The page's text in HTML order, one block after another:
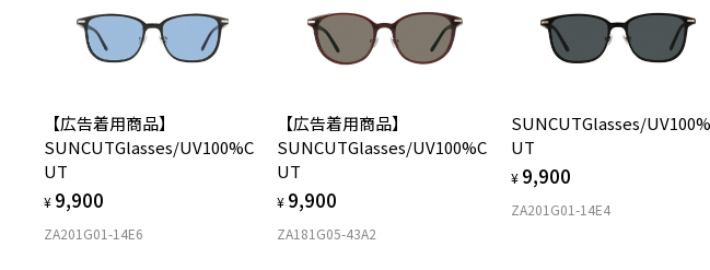
【広告着用商品】
SUNCUTGlasses/UV100%C
UT
¥ 9,900
ZA201G01-14E6
【広告着用商品】
SUNCUTGlasses/UV100%C
UT
¥ 9,900
ZA181G05-43A2
SUNCUTGlasses/
UT
¥ 9,900
ZA201G01-14E4